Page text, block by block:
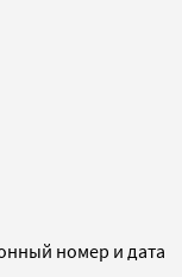
номер и дата